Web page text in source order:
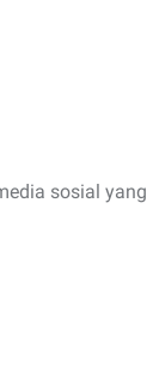
sosial yang